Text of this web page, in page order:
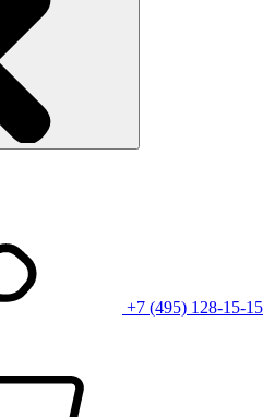
+7 (495) 128-15-15